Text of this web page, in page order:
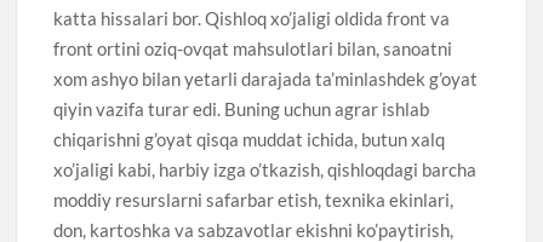
katta hissalari bor. Qishloq xo’jaligi oldida front va
front ortini oziq-ovqat mahsulotlari bilan, sanoatni
xom ashyo bilan yetarli darajada ta’minlashdek g’oyat
qiyin vazifa turar edi. Buning uchun agrar ishlab
chiqarishni g’oyat qisqa muddat ichida, butun xalq
xo’jaligi kabi, harbiy izga o’tkazish, qishloqdagi barcha
moddiy resurslarni safarbar etish, texnika ekinlari,
don, kartoshka va sabzavotlar ekishni ko’paytirish,